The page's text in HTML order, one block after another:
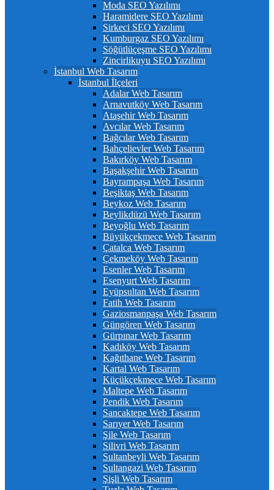
Moda SEO Yazılımı
Haramidere SEO Yazılımı
Sirkeci SEO Yazılımı
Kumburgaz SEO Yazılımı
Söğütlüçeşme SEO Yazılımı
Zincirlikuyu SEO Yazılımı
İstanbul Web Tasarım
İstanbul İlçeleri
Adalar Web Tasarım
Arnavutköy Web Tasarım
Ataşehir Web Tasarım
Avcılar Web Tasarım
Bağcılar Web Tasarım
Bahçelievler Web Tasarım
Bakırköy Web Tasarım
Başakşehir Web Tasarım
Bayrampaşa Web Tasarım
Beşiktaş Web Tasarım
Beykoz Web Tasarım
Beylikdüzü Web Tasarım
Beyoğlu Web Tasarım
Büyükçekmece Web Tasarım
Çatalca Web Tasarım
Çekmeköy Web Tasarım
Esenler Web Tasarım
Esenyurt Web Tasarım
Eyüpsultan Web Tasarım
Fatih Web Tasarım
Gaziosmanpaşa Web Tasarım
Güngören Web Tasarım
Gürpınar Web Tasarım
Kadıköy Web Tasarım
Kağıthane Web Tasarım
Kartal Web Tasarım
Küçükçekmece Web Tasarım
Maltepe Web Tasarım
Pendik Web Tasarım
Sancaktepe Web Tasarım
Sarıyer Web Tasarım
Şile Web Tasarım
Silivri Web Tasarım
Sultanbeyli Web Tasarım
Sultangazi Web Tasarım
Şişli Web Tasarım